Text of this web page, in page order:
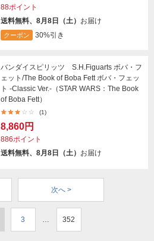
88ポイント
送料無料、8月8日（土） お届け
クーポン 30%引き
バンダイスピリッツ S.H.Figuarts ボバ・フ
ェット/The Book of Boba Fett ボバ・フェッ
ト -Classic Ver.-（STAR WARS：The Book
of Boba Fett）
(1)
8,860円
886ポイント
送料無料、8月8日（土） お届け
次へ >
3 … 352